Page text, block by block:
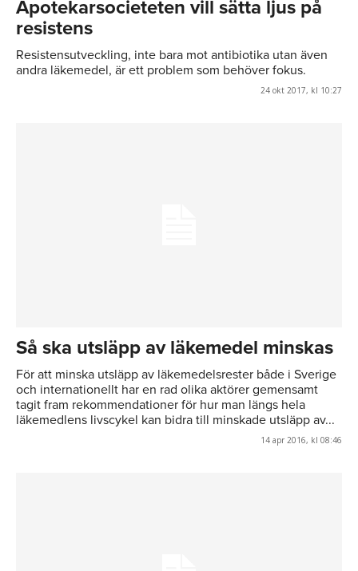
Apotekarsocieteten vill sätta ljus på
resistens
Resistensutveckling, inte bara mot antibiotika utan även
andra läkemedel, är ett problem som behöver fokus.
24 okt 2017, kl 10:27
Så ska utsläpp av läkemedel minskas
För att minska utsläpp av läkemedelsrester både i Sverige
och internationellt har en rad olika aktörer gemensamt
tagit fram rekommendationer för hur man längs hela
läkemedlens livscykel kan bidra till minskade utsläpp av...
14 apr 2016, kl 08:46